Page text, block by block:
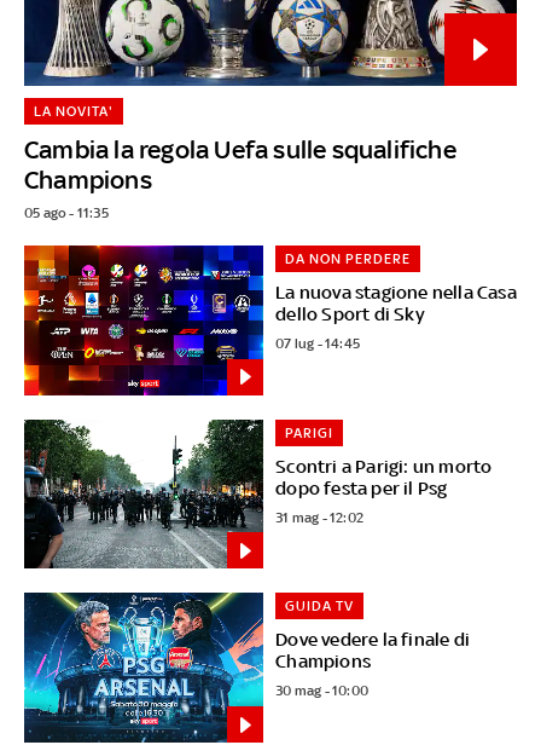
Cambia la regola Uefa sulle squalifiche
Champions
LA NOVITA'
05 ago - 11:35
La nuova stagione nella Casa
dello Sport di Sky
DA NON PERDERE
07 lug - 14:45
Scontri a Parigi: un morto
dopo festa per il Psg
PARIGI
31 mag - 12:02
Dove vedere la finale di
Champions
GUIDA TV
30 mag - 10:00